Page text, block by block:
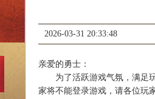
2026-03-31 20:33:48
亲爱的勇士：
为了活跃游戏气氛，满足玩
家将不能登录游戏，请各位玩